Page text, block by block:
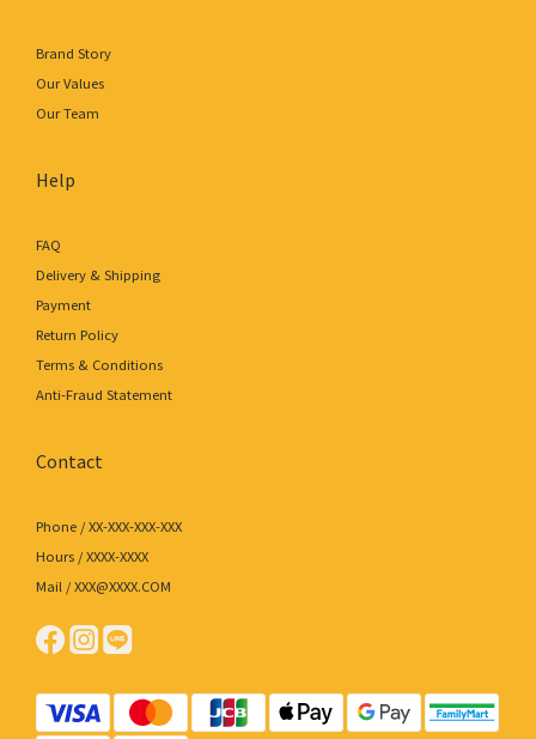
Brand Story
Our Values
Our Team
Help
FAQ
Delivery & Shipping
Payment
Return Policy
Terms & Conditions
Anti-Fraud Statement
Contact
Phone / XX-XXX-XXX-XXX
Hours / XXXX-XXXX
Mail / XXX@XXXX.COM